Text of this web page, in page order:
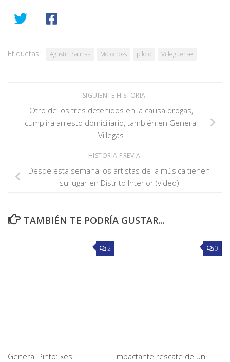
Etiquetas: Agustìn Salinas Motocross piloto Villeguense
SIGUIENTE HISTORIA
Otro de los tres detenidos en la causa drogas,
cumplirá arresto domiciliario, también en General
Villegas
HISTORIA PREVIA
Desde esta semana los artistas de la música tienen
su lugar en Distrito Interior (video)
TAMBIÉN TE PODRÍA GUSTAR...
2
General Pinto: «es
0
Impactante rescate de un